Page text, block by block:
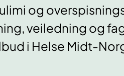
og
veiledning og
i Helse Midt-